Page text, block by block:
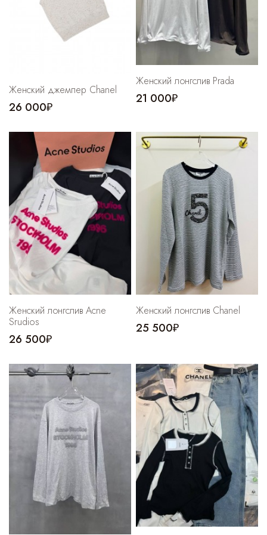
Женский джемпер Chanel
26 000₽
Женский лонгслив Prada
21 000₽
Женский лонгслив Acne
Srudios
26 500₽
Женский лонгслив Chanel
25 500₽